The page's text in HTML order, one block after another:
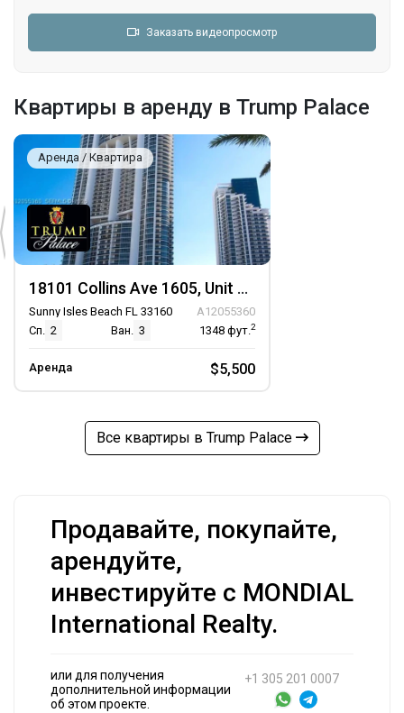
Заказать видеопросмотр
Квартиры в аренду в Trump Palace
Аренда / Квартира
18101 Collins Ave 1605, Unit 1605
Sunny Isles Beach FL 33160
A12055360
Сп. 2 Ван. 3 1348 фут.2
Аренда $5,500
Все квартиры в Trump Palace
Продавайте, покупайте,
арендуйте,
инвестируйте с MONDIAL
International Realty.
или для получения
дополнительной информации
об этом проекте.
+1 305 201 0007